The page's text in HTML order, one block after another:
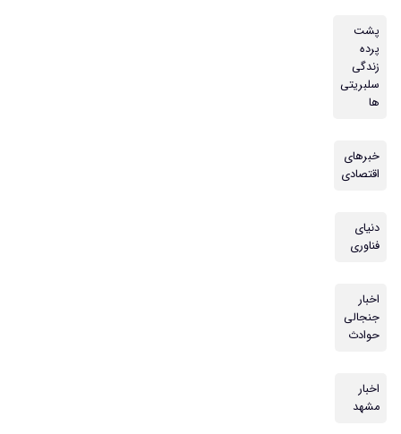
پشت
پرده
زندگی
سلبریتی
ها
خبرهای
اقتصادی
دنیای
فناوری
اخبار
جنجالی
حوادث
اخبار
مشهد